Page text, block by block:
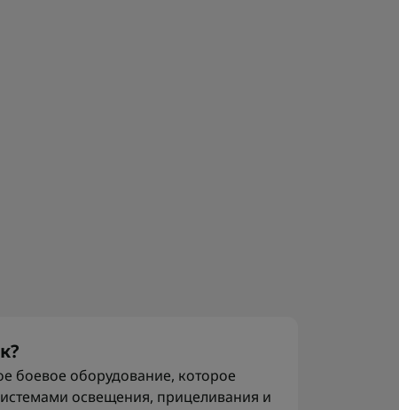
боевое оборудование, которое
освещения, прицеливания и